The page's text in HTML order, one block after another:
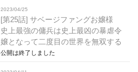
2023/04/25
[第25話] サベージファングお嬢様
史上最強の傭兵は史上最凶の暴虐令
嬢となって二度目の世界を無双する
公開は終了しました